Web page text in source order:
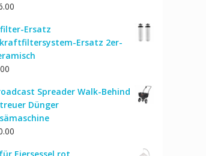
Ersatz
Ersatz 2er-
Spreader Walk-Behind
Dünger